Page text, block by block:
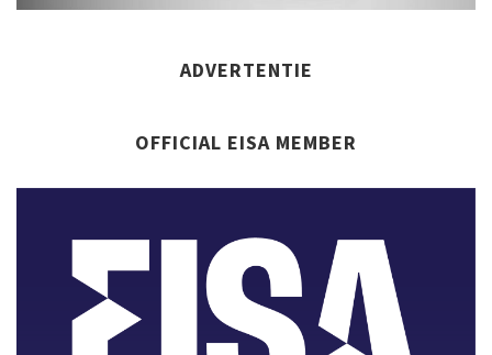
ADVERTENTIE
OFFICIAL EISA MEMBER